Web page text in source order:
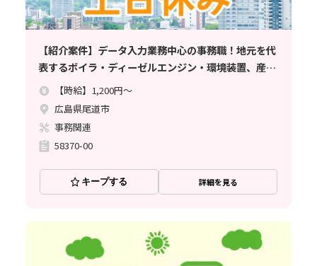
【紹介案件】データ入力業務中心の事務職！地元を代
表するボイラ・ディーゼルエンジン・環境装置、産業
機械メーカー
【時給】1,200円～
広島県尾道市
事務関連
58370-00
キープする 詳細を見る